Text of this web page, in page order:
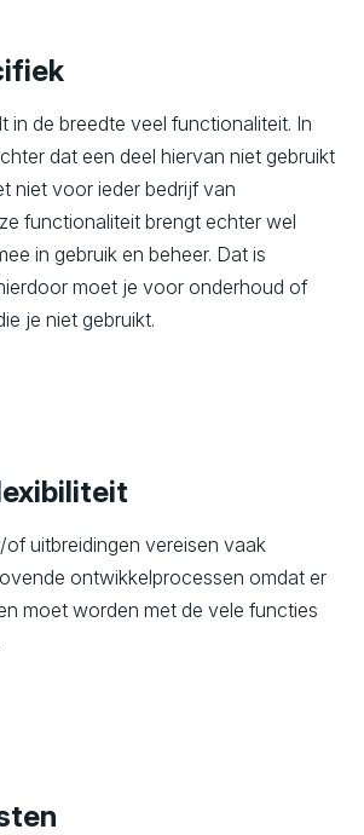
in de breedte veel functionaliteit. In
dat een deel hiervan niet gebruikt
niet voor ieder bedrijf van
functionaliteit brengt echter wel
in gebruik en beheer. Dat is
moet je voor onderhoud of
je niet gebruikt.
uitbreidingen vereisen vaak
ontwikkelprocessen omdat er
moet worden met de vele functies